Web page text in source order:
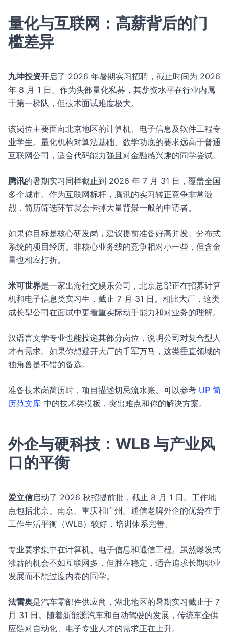
量化与互联网：高薪背后的门
槛差异
九坤投资开启了 2026 年暑期实习招聘，截止时间为 2026
年 8 月 1 日。作为头部量化私募，其薪资水平在行业内属
于第一梯队，但技术面试难度极大。
该岗位主要面向北京地区的计算机、电子信息及软件工程专
业学生。量化机构对算法基础、数学功底的要求远高于普通
互联网公司，适合代码能力强且对金融感兴趣的同学尝试。
腾讯的暑期实习同样截止到 2026 年 7 月 31 日，覆盖全国
多个城市。作为互联网标杆，腾讯的实习转正竞争非常激
烈，简历筛选环节就会卡掉大量背景一般的申请者。
如果你目标是核心研发岗，建议提前准备好高并发、分布式
系统的项目经历。非核心业务线的竞争相对小一些，但含金
量也相应打折。
米可世界是一家出海社交娱乐公司，北京总部正在招募计算
机和电子信息类实习生，截止 7 月 31 日。相比大厂，这类
成长型公司在面试中更看重实际动手能力和对业务的理解。
汉语言文学专业也能投递其部分岗位，说明公司对复合型人
才有需求。如果你想避开大厂的千军万马，这类垂直领域的
独角兽是不错的备选。
准备技术岗简历时，项目描述切忌流水账。可以参考 UP 简
历范文库 中的技术类模板，突出难点和你的解决方案。
外企与硬科技：WLB 与产业风
口的平衡
爱立信启动了 2026 秋招提前批，截止 8 月 1 日。工作地
点包括北京、南京、重庆和广州。通信老牌外企的优势在于
工作生活平衡（WLB）较好，培训体系完善。
专业要求集中在计算机、电子信息和通信工程。虽然爆发式
涨薪的机会不如互联网多，但胜在稳定，适合追求长期职业
发展而不想过度内卷的同学。
法雷奥是汽车零部件供应商，湖北地区的暑期实习截止于 7
月 31 日。随着新能源汽车和自动驾驶的发展，传统车企供
应链对自动化、电子专业人才的需求正在上升。